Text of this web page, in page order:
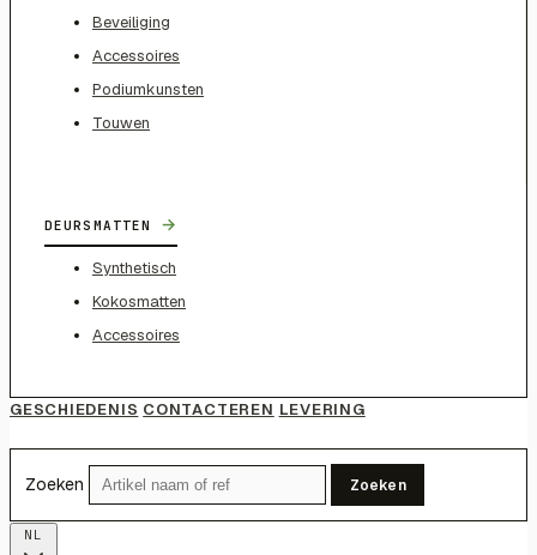
Beveiliging
Accessoires
Podiumkunsten
Touwen
DEURSMATTEN →
Synthetisch
Kokosmatten
Accessoires
GESCHIEDENIS CONTACTEREN LEVERING
Zoeken Zoeken